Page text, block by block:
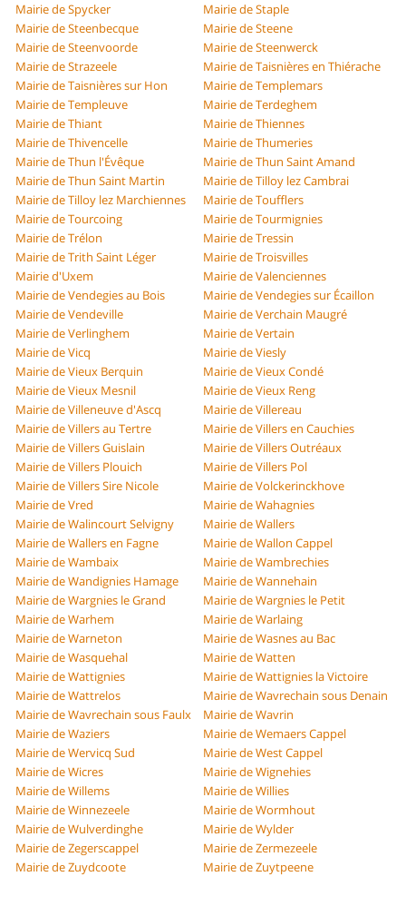
Mairie de Spycker
Mairie de Staple
Mairie de Steenbecque
Mairie de Steene
Mairie de Steenvoorde
Mairie de Steenwerck
Mairie de Strazeele
Mairie de Taisnières en Thiérache
Mairie de Taisnières sur Hon
Mairie de Templemars
Mairie de Templeuve
Mairie de Terdeghem
Mairie de Thiant
Mairie de Thiennes
Mairie de Thivencelle
Mairie de Thumeries
Mairie de Thun l'Évêque
Mairie de Thun Saint Amand
Mairie de Thun Saint Martin
Mairie de Tilloy lez Cambrai
Mairie de Tilloy lez Marchiennes
Mairie de Toufflers
Mairie de Tourcoing
Mairie de Tourmignies
Mairie de Trélon
Mairie de Tressin
Mairie de Trith Saint Léger
Mairie de Troisvilles
Mairie d'Uxem
Mairie de Valenciennes
Mairie de Vendegies au Bois
Mairie de Vendegies sur Écaillon
Mairie de Vendeville
Mairie de Verchain Maugré
Mairie de Verlinghem
Mairie de Vertain
Mairie de Vicq
Mairie de Viesly
Mairie de Vieux Berquin
Mairie de Vieux Condé
Mairie de Vieux Mesnil
Mairie de Vieux Reng
Mairie de Villeneuve d'Ascq
Mairie de Villereau
Mairie de Villers au Tertre
Mairie de Villers en Cauchies
Mairie de Villers Guislain
Mairie de Villers Outréaux
Mairie de Villers Plouich
Mairie de Villers Pol
Mairie de Villers Sire Nicole
Mairie de Volckerinckhove
Mairie de Vred
Mairie de Wahagnies
Mairie de Walincourt Selvigny
Mairie de Wallers
Mairie de Wallers en Fagne
Mairie de Wallon Cappel
Mairie de Wambaix
Mairie de Wambrechies
Mairie de Wandignies Hamage
Mairie de Wannehain
Mairie de Wargnies le Grand
Mairie de Wargnies le Petit
Mairie de Warhem
Mairie de Warlaing
Mairie de Warneton
Mairie de Wasnes au Bac
Mairie de Wasquehal
Mairie de Watten
Mairie de Wattignies
Mairie de Wattignies la Victoire
Mairie de Wattrelos
Mairie de Wavrechain sous Denain
Mairie de Wavrechain sous Faulx
Mairie de Wavrin
Mairie de Waziers
Mairie de Wemaers Cappel
Mairie de Wervicq Sud
Mairie de West Cappel
Mairie de Wicres
Mairie de Wignehies
Mairie de Willems
Mairie de Willies
Mairie de Winnezeele
Mairie de Wormhout
Mairie de Wulverdinghe
Mairie de Wylder
Mairie de Zegerscappel
Mairie de Zermezeele
Mairie de Zuydcoote
Mairie de Zuytpeene